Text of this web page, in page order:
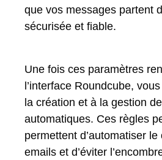
que vos messages partent
sécurisée et fiable.
Une fois ces paramètres
l’interface Roundcube,
la création et à la gestion
automatiques. Ces règles
permettent d’automatiser
emails et d’éviter